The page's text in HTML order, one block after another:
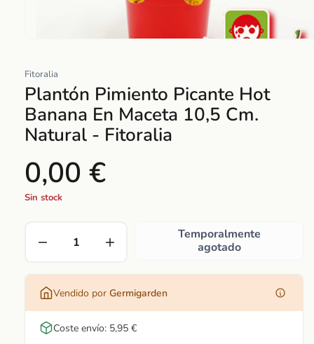
multimedia
1
en
una
ventana
Fitoralia
Plantón Pimiento Picante Hot
Banana En Maceta 10,5 Cm.
Natural - Fitoralia
0,00 €
Sin stock
Temporalmente
agotado
Vendido por Germigarden
Coste envío: 5,95 €